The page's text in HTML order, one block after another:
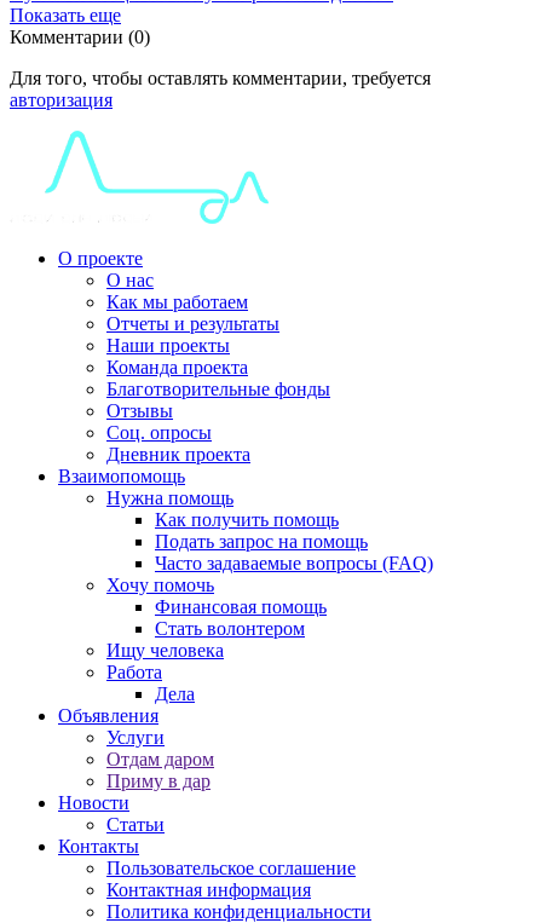
Показать еще
Комментарии (0)
Для того, чтобы оставлять комментарии, требуется
авторизация
О проекте
О нас
Как мы работаем
Отчеты и результаты
Наши проекты
Команда проекта
Благотворительные фонды
Отзывы
Соц. опросы
Дневник проекта
Взаимопомощь
Нужна помощь
Как получить помощь
Подать запрос на помощь
Часто задаваемые вопросы (FAQ)
Хочу помочь
Финансовая помощь
Стать волонтером
Ищу человека
Работа
Дела
Объявления
Услуги
Отдам даром
Приму в дар
Новости
Статьи
Контакты
Пользовательское соглашение
Контактная информация
Политика конфиденциальности